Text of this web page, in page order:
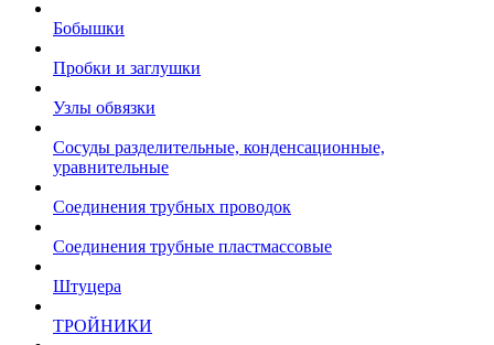
Бобышки
Пробки и заглушки
Узлы обвязки
Сосуды разделительные, конденсационные,
уравнительные
Соединения трубных проводок
Соединения трубные пластмассовые
Штуцера
ТРОЙНИКИ